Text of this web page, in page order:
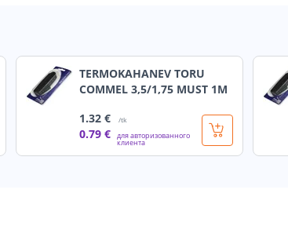
TERMOKAHANEV TORU
COMMEL 3,5/1,75 MUST 1M
1.32 € /tk
0.79 € для авторизованного
клиента